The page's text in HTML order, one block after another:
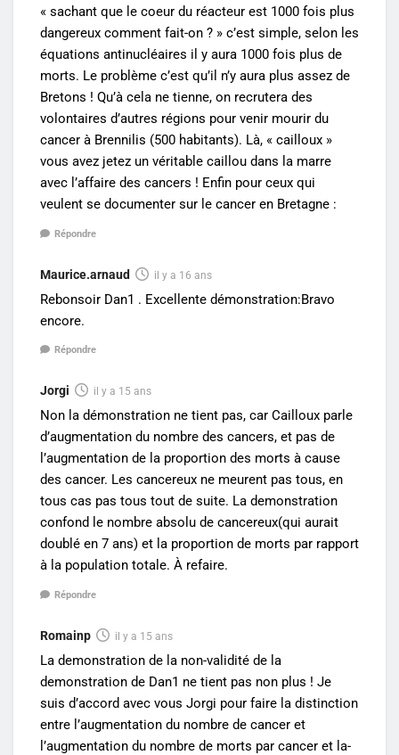
« sachant que le coeur du réacteur est 1000 fois plus
dangereux comment fait-on ? » c’est simple, selon les
équations antinucléaires il y aura 1000 fois plus de
morts. Le problème c’est qu’il n’y aura plus assez de
Bretons ! Qu’à cela ne tienne, on recrutera des
volontaires d’autres régions pour venir mourir du
cancer à Brennilis (500 habitants). Là, « cailloux »
vous avez jetez un véritable caillou dans la marre
avec l’affaire des cancers ! Enfin pour ceux qui
veulent se documenter sur le cancer en Bretagne :
Répondre
Maurice.arnaud il y a 16 ans
Rebonsoir Dan1 . Excellente démonstration:Bravo
encore.
Répondre
Jorgi il y a 15 ans
Non la démonstration ne tient pas, car Cailloux parle
d’augmentation du nombre des cancers, et pas de
l’augmentation de la proportion des morts à cause
des cancer. Les cancereux ne meurent pas tous, en
tous cas pas tous tout de suite. La demonstration
confond le nombre absolu de cancereux(qui aurait
doublé en 7 ans) et la proportion de morts par rapport
à la population totale. À refaire.
Répondre
Romainp il y a 15 ans
La demonstration de la non-validité de la
demonstration de Dan1 ne tient pas non plus ! Je
suis d’accord avec vous Jorgi pour faire la distinction
entre l’augmentation du nombre de cancer et
l’augmentation du nombre de morts par cancer et la-